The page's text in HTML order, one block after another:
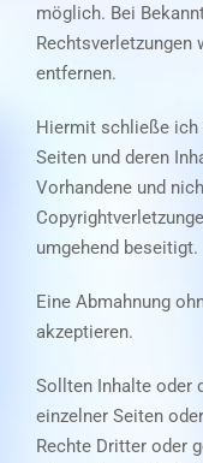
möglich. Bei
Rechtsverletzungen
entfernen.
Hiermit schließe ich
Seiten und deren
Vorhandene und
umgehend beseitigt.
Eine Abmahnung
akzeptieren.
Sollten Inhalte oder
einzelner Seiten
Rechte Dritter oder